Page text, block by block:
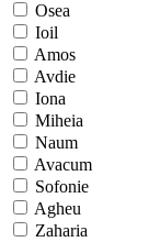
Osea
Ioil
Amos
Avdie
Iona
Miheia
Naum
Avacum
Sofonie
Agheu
Zaharia